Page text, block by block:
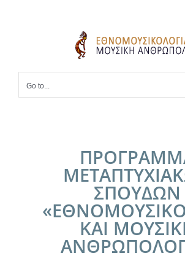
Go to...
ΣΠΟΥΔΩΝ
ΚΑΙ